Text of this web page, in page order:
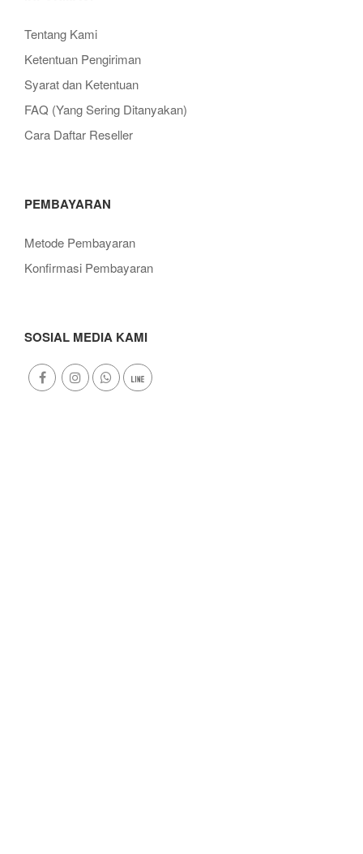
Tentang Kami
Ketentuan Pengiriman
Syarat dan Ketentuan
FAQ (Yang Sering Ditanyakan)
Cara Daftar Reseller
PEMBAYARAN
Metode Pembayaran
Konfirmasi Pembayaran
SOSIAL MEDIA KAMI